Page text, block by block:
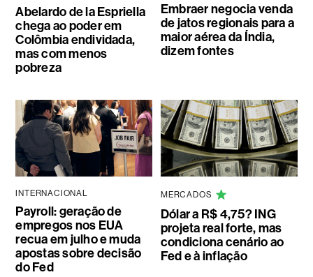
Abelardo de la Espriella
chega ao poder em
Colômbia endividada,
mas com menos
pobreza
Embraer negocia venda
de jatos regionais para a
maior aérea da Índia,
dizem fontes
INTERNACIONAL
Payroll: geração de
empregos nos EUA
recua em julho e muda
apostas sobre decisão
do Fed
MERCADOS
Dólar a R$ 4,75? ING
projeta real forte, mas
condiciona cenário ao
Fed e à inflação